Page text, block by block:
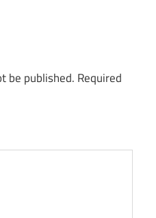
be published. Required